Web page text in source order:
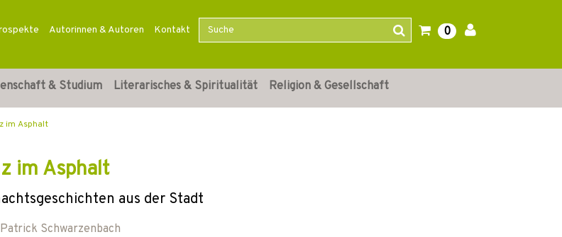
Autorinnen & Autoren Kontakt 0
& Studium Literarisches & Spiritualität Religion & Gesellschaft
im Asphalt
im Asphalt
aus der Stadt
Patrick Schwarzenbach